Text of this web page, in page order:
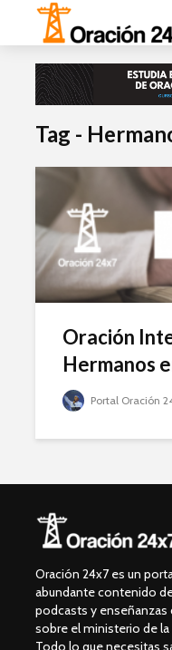
Tag -
Oración
Hermanos
Portal Oración
Oración 24x7 es un
abundante contenido
podcasts y enseñanzas
sobre el ministerio de